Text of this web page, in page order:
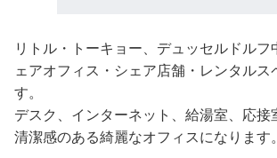
リトル・トーキョー、デュッセルドルフ
ェアオフィス・シェア店舗・レンタルス
す。
デスク、インターネット、給湯室、応接
清潔感のある綺麗なオフィスになります。